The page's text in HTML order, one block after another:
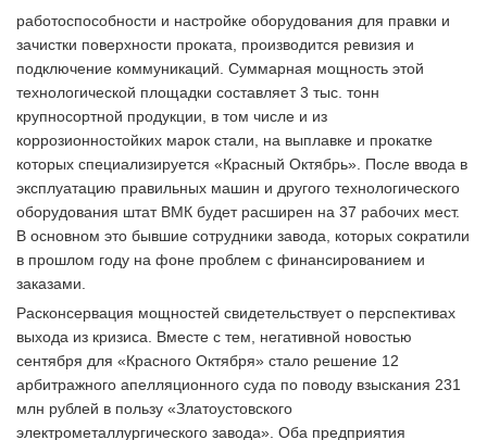
работоспособности и настройке оборудования для правки и
зачистки поверхности проката, производится ревизия и
подключение коммуникаций. Суммарная мощность этой
технологической площадки составляет 3 тыс. тонн
крупносортной продукции, в том числе и из
коррозионностойких марок стали, на выплавке и прокатке
которых специализируется «Красный Октябрь». После ввода в
эксплуатацию правильных машин и другого технологического
оборудования штат ВМК будет расширен на 37 рабочих мест.
В основном это бывшие сотрудники завода, которых сократили
в прошлом году на фоне проблем с финансированием и
заказами.
Расконсервация мощностей свидетельствует о перспективах
выхода из кризиса. Вместе с тем, негативной новостью
сентября для «Красного Октября» стало решение 12
арбитражного апелляционного суда по поводу взыскания 231
млн рублей в пользу «Златоустовского
электрометаллургического завода». Оба предприятия